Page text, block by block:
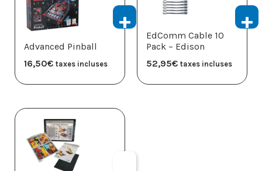
Advanced Pinball
16,50€ taxes incluses
EdComm Cable 10
Pack – Edison
52,95€ taxes incluses